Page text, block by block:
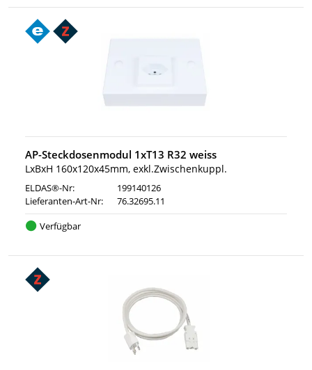
AP-Steckdosenmodul 1xT13 R32 weiss
LxBxH 160x120x45mm, exkl.Zwischenkuppl.
ELDAS®-Nr:
199140126
Lieferanten-Art-Nr:
76.32695.11
Verfügbar